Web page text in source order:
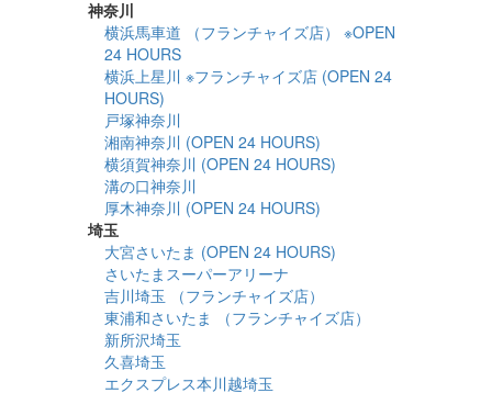
神奈川
横浜馬車道 （フランチャイズ店） ※OPEN
24 HOURS
横浜上星川 ※フランチャイズ店 (OPEN 24
HOURS)
戸塚神奈川
湘南神奈川 (OPEN 24 HOURS)
横須賀神奈川 (OPEN 24 HOURS)
溝の口神奈川
厚木神奈川 (OPEN 24 HOURS)
埼玉
大宮さいたま (OPEN 24 HOURS)
さいたまスーパーアリーナ
吉川埼玉 （フランチャイズ店）
東浦和さいたま （フランチャイズ店）
新所沢埼玉
久喜埼玉
エクスプレス本川越埼玉